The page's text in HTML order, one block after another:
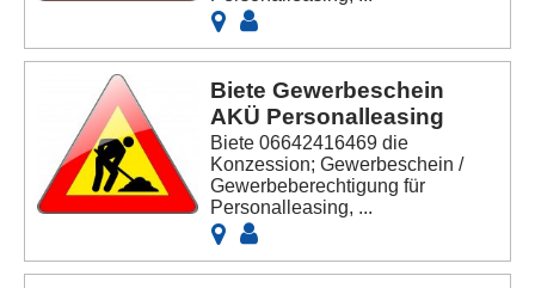
Biete Gewerbeschein
AKÜ Personalleasing
Biete 06642416469 die
Konzession; Gewerbeschein /
Gewerbeberechtigung für
Personalleasing, ...